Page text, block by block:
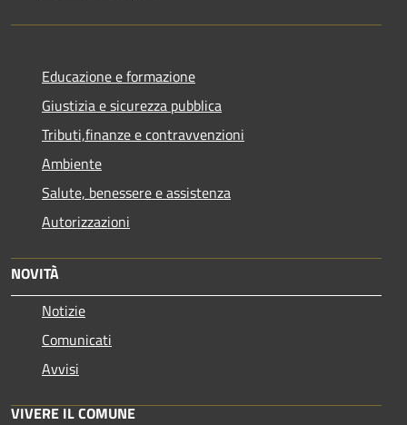
Educazione e formazione
Giustizia e sicurezza pubblica
Tributi,finanze e contravvenzioni
Ambiente
Salute, benessere e assistenza
Autorizzazioni
NOVITÀ
Notizie
Comunicati
Avvisi
VIVERE IL COMUNE